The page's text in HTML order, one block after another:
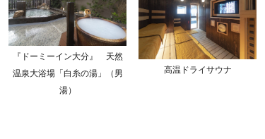
『ドーミーイン大分』 天然
温泉大浴場「白糸の湯」（男
湯）
高温ドライサウナ